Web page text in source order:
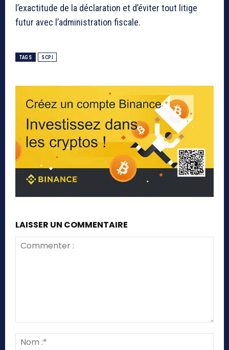
l’exactitude de la déclaration et d’éviter tout litige
futur avec l’administration fiscale.
TAGS SCPI
LAISSER UN COMMENTAIRE